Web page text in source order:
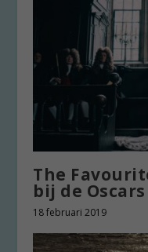
The
bij de Oscars
18 februari 2019